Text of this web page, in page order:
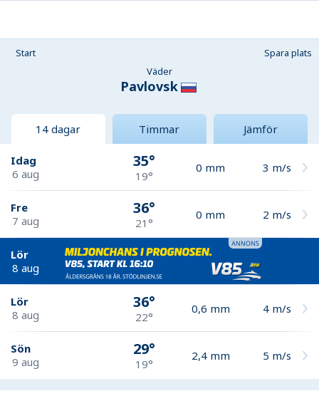
Start
Spara plats
Väder
Pavlovsk
14 dagar Timmar Jämför
Idag
6 aug
35°
19°
0 mm 3 m/s
Fre
7 aug
36°
21°
0 mm 2 m/s
Lör
8 aug
Lör
8 aug
36°
22°
0,6 mm 4 m/s
Sön
9 aug
29°
19°
2,4 mm 5 m/s